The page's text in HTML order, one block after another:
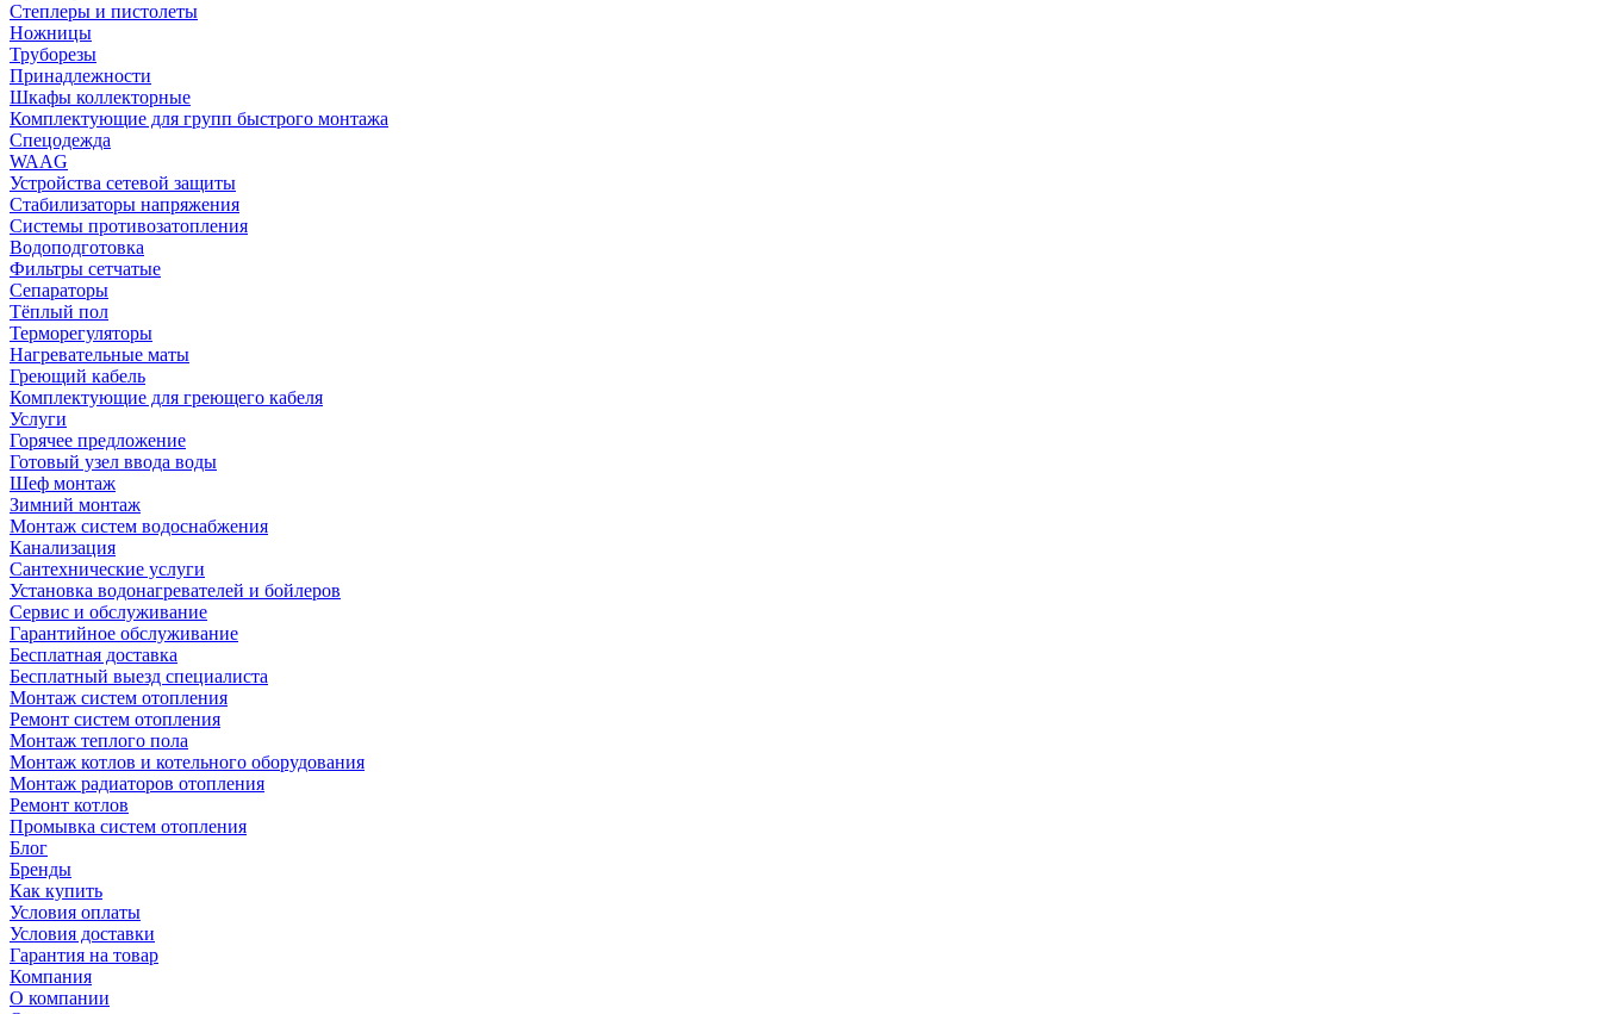
Степлеры и пистолеты
Ножницы
Труборезы
Принадлежности
Шкафы коллекторные
Комплектующие для групп быстрого монтажа
Спецодежда
WAAG
Устройства сетевой защиты
Стабилизаторы напряжения
Системы противозатопления
Водоподготовка
Фильтры сетчатые
Сепараторы
Тёплый пол
Терморегуляторы
Нагревательные маты
Греющий кабель
Комплектующие для греющего кабеля
Услуги
Горячее предложение
Готовый узел ввода воды
Шеф монтаж
Зимний монтаж
Монтаж систем водоснабжения
Канализация
Сантехнические услуги
Установка водонагревателей и бойлеров
Сервис и обслуживание
Гарантийное обслуживание
Бесплатная доставка
Бесплатный выезд специалиста
Монтаж систем отопления
Ремонт систем отопления
Монтаж теплого пола
Монтаж котлов и котельного оборудования
Монтаж радиаторов отопления
Ремонт котлов
Промывка систем отопления
Блог
Бренды
Как купить
Условия оплаты
Условия доставки
Гарантия на товар
Компания
О компании